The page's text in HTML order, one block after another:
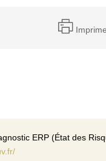
ERP (État des